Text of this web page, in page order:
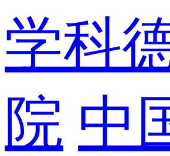
学科
院 中